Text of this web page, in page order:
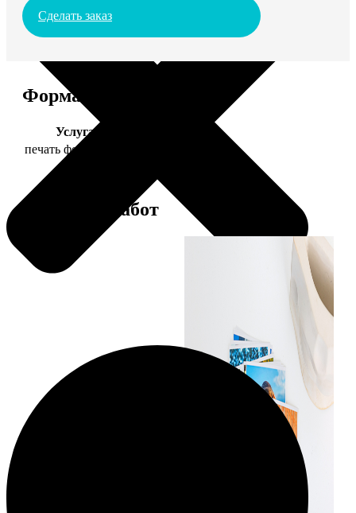
Сделать заказ
Форматы и цены
Услуга
печать фото 15х15
Примеры работ